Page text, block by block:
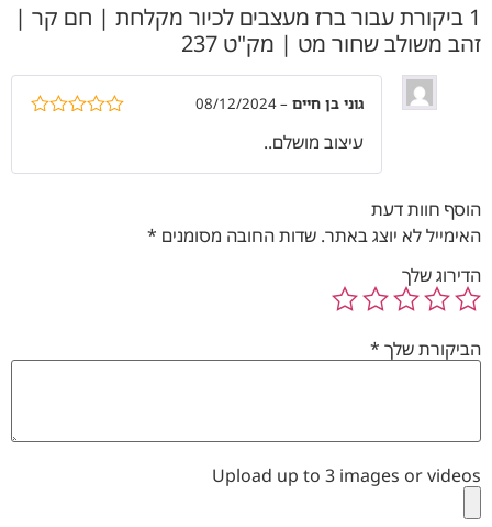
1 ביקורת עבור
ברז מעצבים לכיור מקלחת | חם קר |
זהב משולב שחור מט | מק"ט 237
גוני בן חיים –
08/12/2024
עיצוב מושלם..
הוסף חוות דעת
האימייל לא יוצג באתר. שדות החובה מסומנים *
הדירוג שלך
הביקורת שלך *
Upload up to 3 images or videos